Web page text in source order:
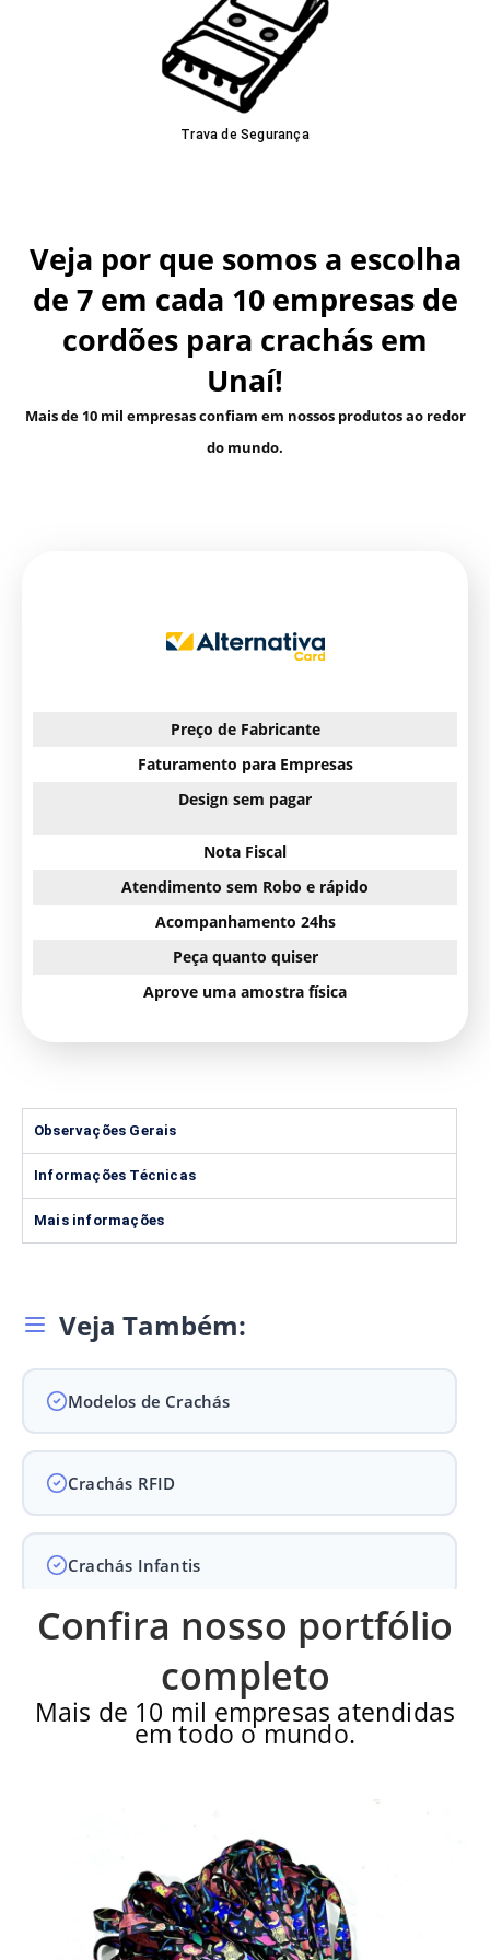
Trava de Segurança
Veja por que somos a escolha
de 7 em cada 10 empresas de
cordões para crachás em
Unaí!
Mais de 10 mil empresas confiam em nossos produtos ao redor
do mundo.
Preço de Fabricante
Faturamento para Empresas
Design sem pagar
Nota Fiscal
Atendimento sem Robo e rápido
Acompanhamento 24hs
Peça quanto quiser
Aprove uma amostra física
Observações Gerais
Informações Técnicas
Mais informações
Veja Também:
Modelos de Crachás
Crachás RFID
Crachás Infantis
Crachás para Empresas
Crachás para Eventos
Últimos Pedidos
Confira nosso portfólio
completo
Mais de 10 mil empresas atendidas
em todo o mundo.